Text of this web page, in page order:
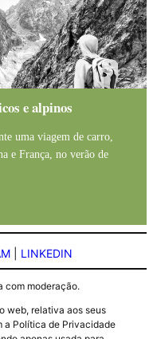
e alpinos
uma viagem de carro,
e França, no verão de
LINKEDIN
com moderação.
web, relativa aos seus
a Política de Privacidade